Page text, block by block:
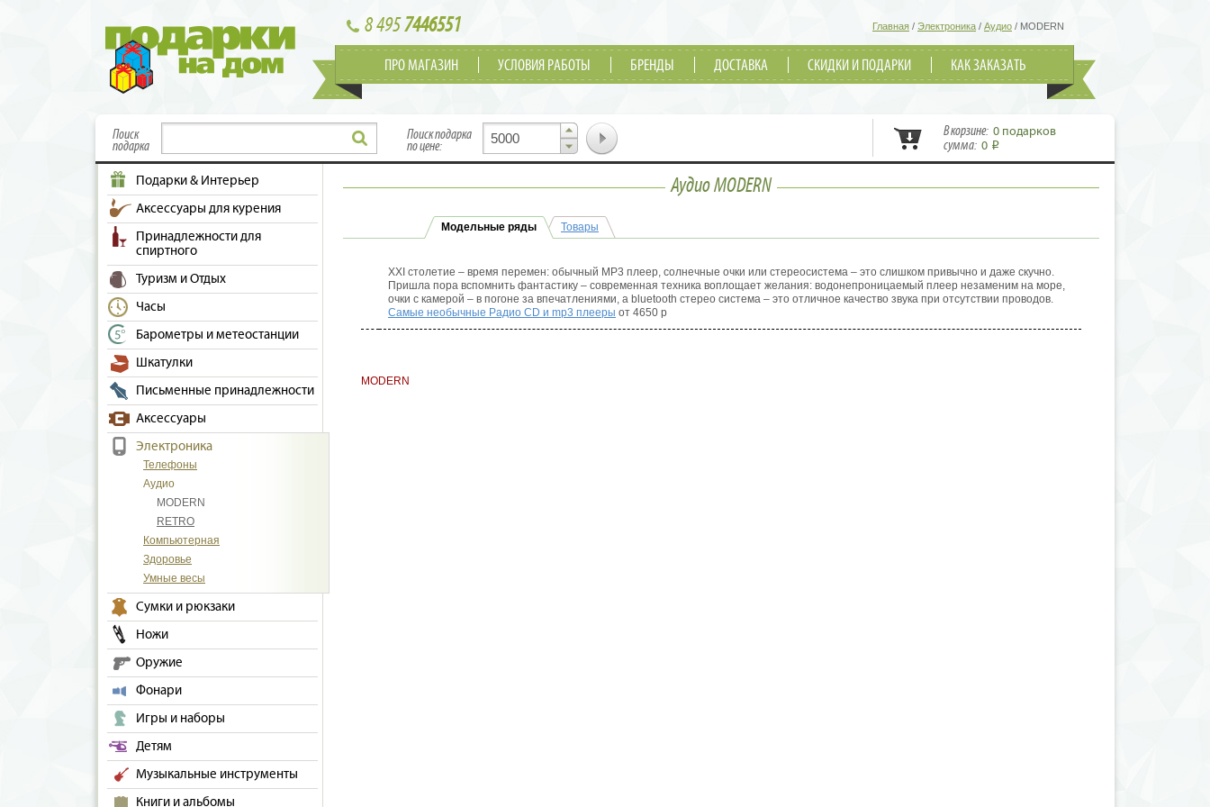
8 4957446551 Главная / Электроника / Аудио / MODERN
ПРО МАГАЗИН УСЛОВИЯ РАБОТЫ БРЕНДЫ ДОСТАВКА СКИДКИ И ПОДАРКИ КАК ЗАКАЗАТЬ
Поиск
подарка
Поиск подарка
по цене:
В корзине: 0 подарков
сумма: 0 i
Подарки & Интерьер
Аксессуары для курения
Принадлежности для
спиртного
Туризм и Отдых
Часы
Барометры и метеостанции
Шкатулки
Письменные принадлежности
Аксессуары
Электроника
Телефоны
Аудио
MODERN
RETRO
Компьютерная
Здоровье
Умные весы
Сумки и рюкзаки
Ножи
Оружие
Фонари
Игры и наборы
Детям
Музыкальные инструменты
Книги и альбомы
Аудио MODERN
Модельные ряды Товары
XXI столетие – время перемен: обычный МР3 плеер, солнечные очки или стереосистема – это слишком привычно и даже скучно.
Пришла пора вспомнить фантастику – современная техника воплощает желания: водонепроницаемый плеер незаменим на море,
очки с камерой – в погоне за впечатлениями, а bluetooth стерео система – это отличное качество звука при отсутствии проводов.
Самые необычные Радио CD и mp3 плееры от 4650 р
MODERN